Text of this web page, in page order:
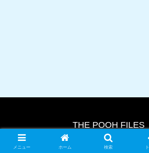
THE POOH FILES
© 2024 THE POOH FILES.
メニュー ホーム 検索